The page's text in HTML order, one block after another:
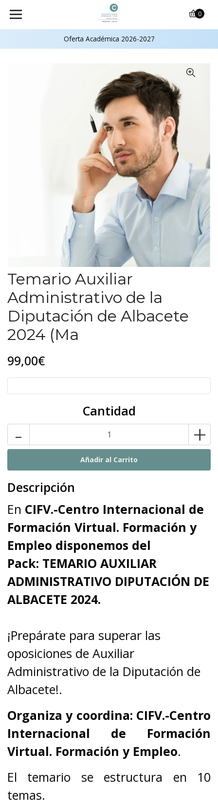
Oferta Académica 2026-2027
0
Temario Auxiliar
Administrativo de la
Diputación de Albacete
2024 (Ma
99,00€
Cantidad
- +
Descripción
En CIFV.-Centro Internacional de
Formación Virtual. Formación y
Empleo disponemos del
Pack: TEMARIO AUXILIAR
ADMINISTRATIVO DIPUTACIÓN DE
ALBACETE 2024.
¡Prepárate para superar las
oposiciones de Auxiliar
Administrativo de la Diputación de
Albacete!.
Organiza y coordina: CIFV.-Centro
Internacional de Formación
Virtual. Formación y Empleo.
El temario se estructura en 10
temas.